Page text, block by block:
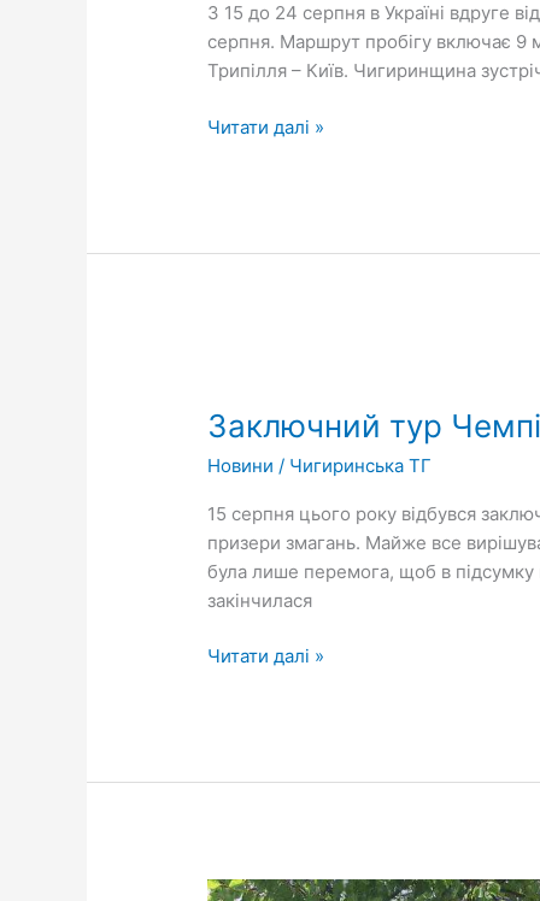
З 15 до 24 серпня в Україні вдруге
серпня. Маршрут пробігу включає 9
Трипілля – Київ. Чигиринщина
Читати далі »
Заключний тур
Новини / Чигиринська ТГ
15 серпня цього року відбувся
призери змагань. Майже все
була лише перемога, щоб в підсумку
закінчилася
Чемпіонату
ОТГ
Читати далі »
На